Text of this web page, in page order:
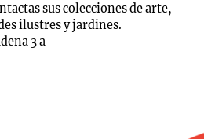
sus colecciones de arte,
ilustres y jardines.
3 a